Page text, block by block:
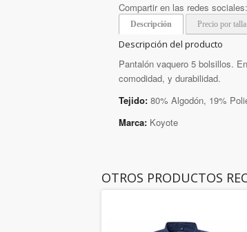
Compartir en las redes sociales:
Descripción Precio por talla
Descripción del producto
Pantalón vaquero 5 bolsillos.
comodidad, y durabilidad.
Tejido: 80% Algodón, 19%
Marca: Koyote
OTROS PRODUCTOS